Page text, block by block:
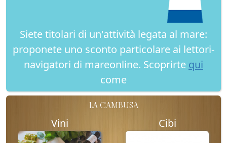
Siete titolari di un'attività legata al mare:
proponete uno sconto particolare ai lettori-
navigatori di mareonline. Scoprirte qui
come
LA CAMBUSA
Vini Cibi